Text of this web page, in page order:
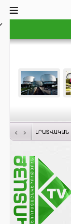
‹ › ԼՐԱՏՎԱԿԱՆ